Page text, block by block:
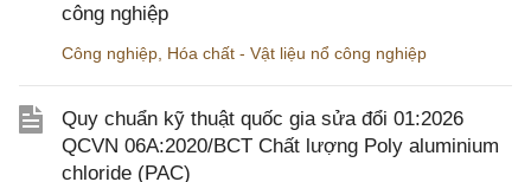
công nghiệp
Công nghiệp, Hóa chất - Vật liệu nổ công nghiệp
Quy chuẩn kỹ thuật quốc gia sửa đổi 01:2026
QCVN 06A:2020/BCT Chất lượng Poly aluminium
chloride (PAC)